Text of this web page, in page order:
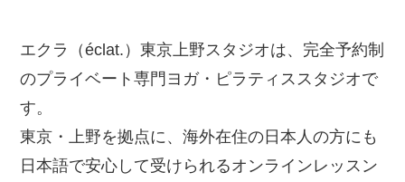
エクラ（éclat.）東京上野スタジオは、完全予約制
のプライベート専門ヨガ・ピラティススタジオで
す。
東京・上野を拠点に、海外在住の日本人の方にも
日本語で安心して受けられるオンラインレッスン